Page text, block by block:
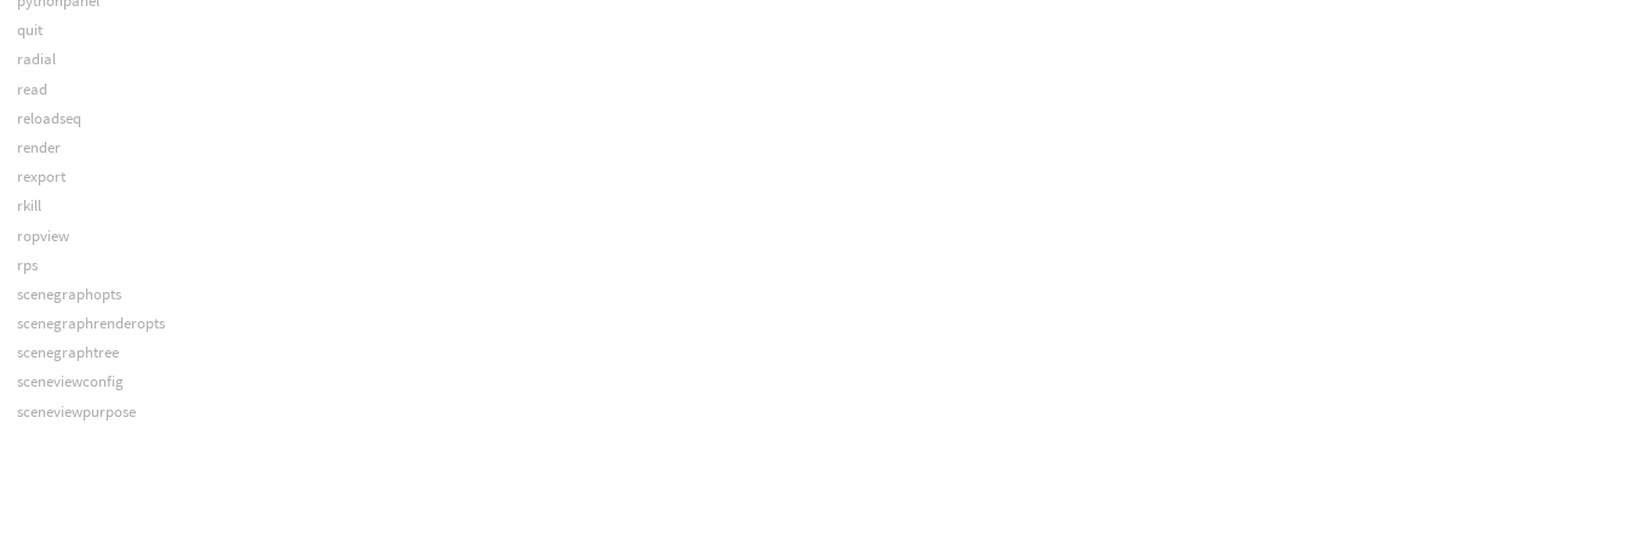
quit
radial
read
reloadseq
render
rexport
rkill
ropview
rps
scenegraphopts
scenegraphrenderopts
scenegraphtree
sceneviewconfig
sceneviewpurpose